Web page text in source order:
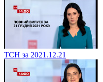
ТСН за 2021.12.21